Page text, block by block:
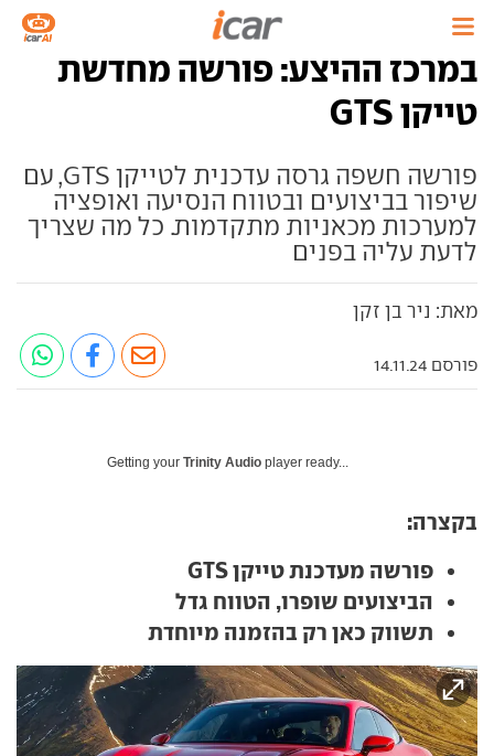
במרכז ההיצע: פורשה מחדשת
טייקן GTS
פורשה חשפה גרסה עדכנית לטייקן GTS, עם
שיפור בביצועים ובטווח הנסיעה ואופציה
למערכות מכאניות מתקדמות. כל מה שצריך
לדעת עליה בפנים
מאת: ניר בן זקן
פורסם 14.11.24
Getting your Trinity Audio player ready...
בקצרה:
פורשה מעדכנת טייקן GTS
הביצועים שופרו, הטווח גדל
תשווק כאן רק בהזמנה מיוחדת